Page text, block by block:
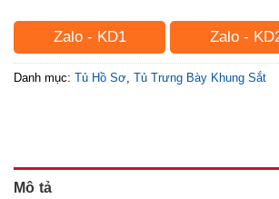
Zalo - KD1 Zalo -
Danh mục: Tủ Hồ Sơ Tủ Trưng Bày Khung Sắt
Mô tả